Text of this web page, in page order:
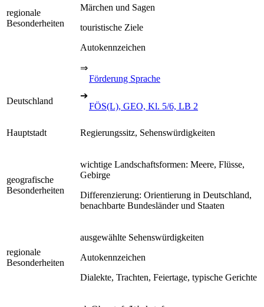
regionale
Besonderheiten
Märchen und Sagen
touristische Ziele
Autokennzeichen
⇒
Förderung Sprache
Deutschland
➔
FÖS(L), GEO, Kl. 5/6, LB 2
Hauptstadt Regierungssitz, Sehenswürdigkeiten
geografische
Besonderheiten
wichtige Landschaftsformen: Meere, Flüsse,
Gebirge
Differenzierung: Orientierung in Deutschland,
benachbarte Bundesländer und Staaten
regionale
Besonderheiten
ausgewählte Sehenswürdigkeiten
Autokennzeichen
Dialekte, Trachten, Feiertage, typische Gerichte